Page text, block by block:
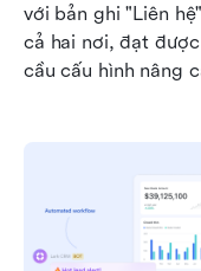
với bản ghi "Liên
cả hai nơi, đạt
cầu cấu hình nâng